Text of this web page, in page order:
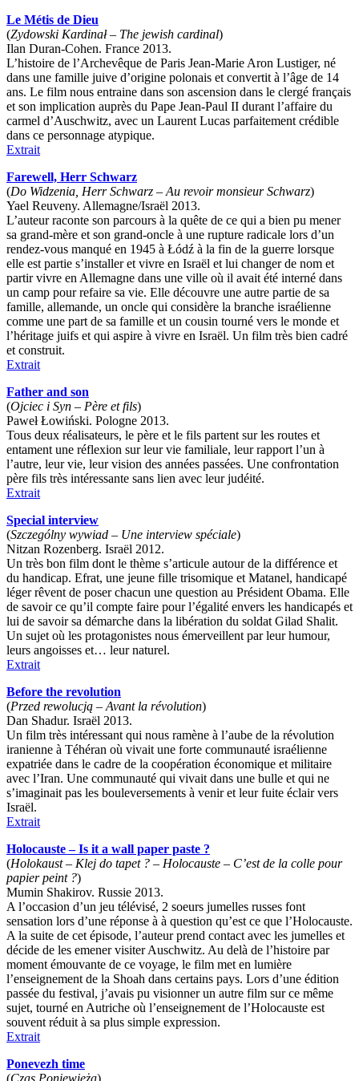
Le Métis de Dieu
(Zydowski Kardinał – The jewish cardinal)
Ilan Duran-Cohen. France 2013.
L’histoire de l’Archevêque de Paris Jean-Marie Aron Lustiger, né
dans une famille juive d’origine polonais et convertit à l’âge de 14
ans. Le film nous entraine dans son ascension dans le clergé français
et son implication auprès du Pape Jean-Paul II durant l’affaire du
carmel d’Auschwitz, avec un Laurent Lucas parfaitement crédible
dans ce personnage atypique.
Extrait
Farewell, Herr Schwarz
(Do Widzenia, Herr Schwarz – Au revoir monsieur Schwarz)
Yael Reuveny. Allemagne/Israël 2013.
L’auteur raconte son parcours à la quête de ce qui a bien pu mener
sa grand-mère et son grand-oncle à une rupture radicale lors d’un
rendez-vous manqué en 1945 à Łódź à la fin de la guerre lorsque
elle est partie s’installer et vivre en Israël et lui changer de nom et
partir vivre en Allemagne dans une ville où il avait été interné dans
un camp pour refaire sa vie. Elle découvre une autre partie de sa
famille, allemande, un oncle qui considère la branche israélienne
comme une part de sa famille et un cousin tourné vers le monde et
l’héritage juifs et qui aspire à vivre en Israël. Un film très bien cadré
et construit.
Extrait
Father and son
(Ojciec i Syn – Père et fils)
Paweł Łowiński. Pologne 2013.
Tous deux réalisateurs, le père et le fils partent sur les routes et
entament une réflexion sur leur vie familiale, leur rapport l’un à
l’autre, leur vie, leur vision des années passées. Une confrontation
père fils très intéressante sans lien avec leur judéité.
Extrait
Special interview
(Szczególny wywiad – Une interview spéciale)
Nitzan Rozenberg. Israël 2012.
Un très bon film dont le thème s’articule autour de la différence et
du handicap. Efrat, une jeune fille trisomique et Matanel, handicapé
léger rêvent de poser chacun une question au Président Obama. Elle
de savoir ce qu’il compte faire pour l’égalité envers les handicapés et
lui de savoir sa démarche dans la libération du soldat Gilad Shalit.
Un sujet où les protagonistes nous émerveillent par leur humour,
leurs angoisses et… leur naturel.
Extrait
Before the revolution
(Przed rewolucją – Avant la révolution)
Dan Shadur. Israël 2013.
Un film très intéressant qui nous ramène à l’aube de la révolution
iranienne à Téhéran où vivait une forte communauté israélienne
expatriée dans le cadre de la coopération économique et militaire
avec l’Iran. Une communauté qui vivait dans une bulle et qui ne
s’imaginait pas les bouleversements à venir et leur fuite éclair vers
Israël.
Extrait
Holocauste – Is it a wall paper paste ?
(Holokaust – Klej do tapet ? – Holocauste – C’est de la colle pour
papier peint ?)
Mumin Shakirov. Russie 2013.
A l’occasion d’un jeu télévisé, 2 soeurs jumelles russes font
sensation lors d’une réponse à à question qu’est ce que l’Holocauste.
A la suite de cet épisode, l’auteur prend contact avec les jumelles et
décide de les emener visiter Auschwitz. Au delà de l’histoire par
moment émouvante de ce voyage, le film met en lumière
l’enseignement de la Shoah dans certains pays. Lors d’une édition
passée du festival, j’avais pu visionner un autre film sur ce même
sujet, tourné en Autriche où l’enseignement de l’Holocauste est
souvent réduit à sa plus simple expression.
Extrait
Ponevezh time
(Czas Poniewieża)